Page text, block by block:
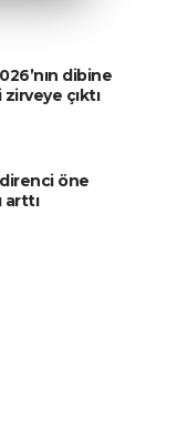
dibine
çıktı
öne
arttı